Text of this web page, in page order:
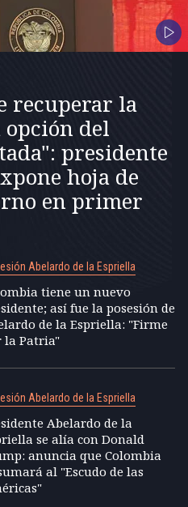
recuperar la
del
presidente
hoja de
en primer
Abelardo de la Espriella
tiene un nuevo
así fue la posesión de
de la Espriella: "Firme
la Patria"
Abelardo de la Espriella
Abelardo de la
se alía con Donald
anuncia que Colombia
al "Escudo de las